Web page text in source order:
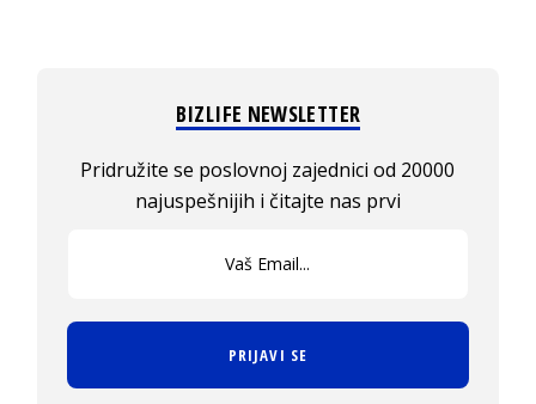
BIZLIFE NEWSLETTER
Pridružite se poslovnoj zajednici od 20000
najuspešnijih i čitajte nas prvi
PRIJAVI SE